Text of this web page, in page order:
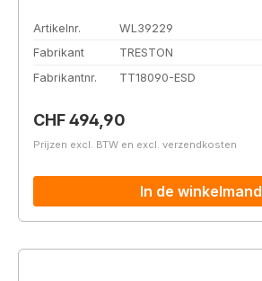
Artikelnr.
WL39229
Fabrikant
TRESTON
Fabrikantnr.
TT18090-ESD
Normale prijs:
CHF 494,90
Prijzen excl. BTW en excl. verzendkosten
In de winkelmand